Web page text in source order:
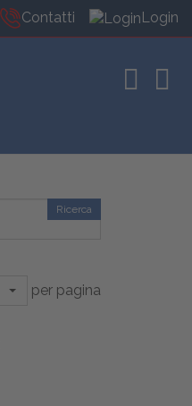
Contatti Login
Ricerca
per pagina